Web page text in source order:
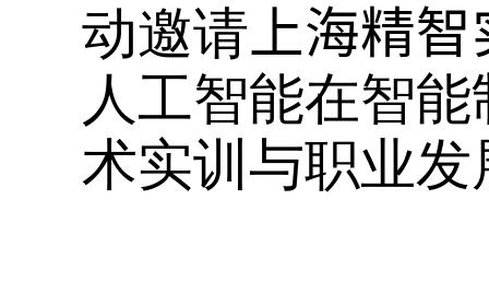
动邀请上海精
人工智能在智
术实训与职业